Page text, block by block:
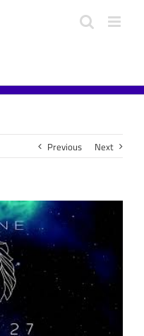
Previous Next